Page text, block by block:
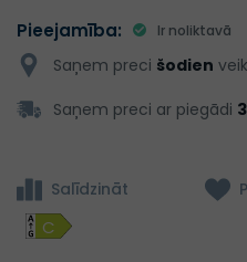
Pieejamība: Ir noliktavā
Saņem preci šodien
Saņem preci ar piegādi
Salīdzināt
C